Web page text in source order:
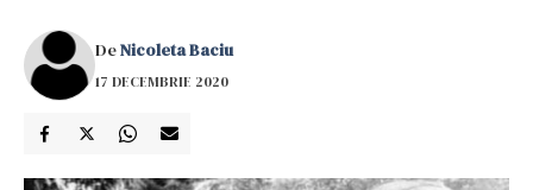
DeNicoleta Baciu
17 DECEMBRIE 2020